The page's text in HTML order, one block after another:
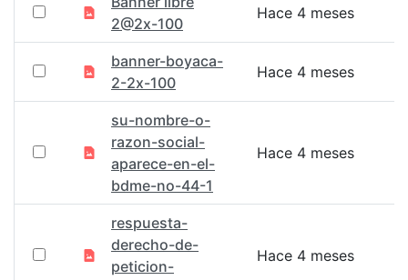
2@2x-100
Hace 4 meses
banner-boyaca-
2-2x-100
Hace 4 meses
su-nombre-o-
razon-social-
aparece-en-el-
bdme-no-44-1
Hace 4 meses
respuesta-
derecho-de-
peticion-
Hace 4 meses